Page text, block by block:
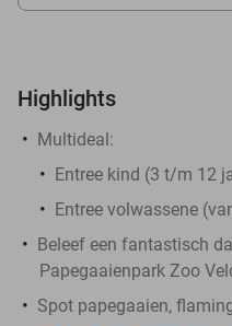
Highlights
Multideal:
Entree kind (3 t/m 12
Entree volwassene
Beleef een fantastisch
Papegaaienpark Zoo
Spot papegaaien,